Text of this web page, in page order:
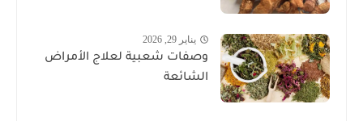
يناير 29, 2026
وصفات شعبية لعلاج الأمراض
الشائعة